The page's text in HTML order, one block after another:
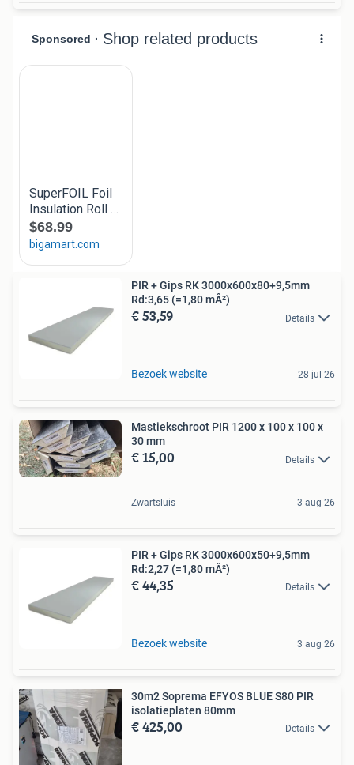
PIR + Gips RK 3000x600x80+9,5mm
Rd:3,65 (=1,80 mÂ²)
€ 53,59 Details
Bezoek website 28 jul 26
Mastiekschroot PIR 1200 x 100 x 100 x
30 mm
€ 15,00 Details
Zwartsluis 3 aug 26
PIR + Gips RK 3000x600x50+9,5mm
Rd:2,27 (=1,80 mÂ²)
€ 44,35 Details
Bezoek website 3 aug 26
30m2 Soprema EFYOS BLUE S80 PIR
isolatieplaten 80mm
€ 425,00 Details